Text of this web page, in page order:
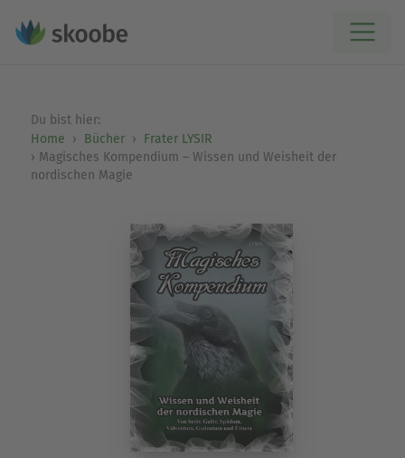
Du bist hier:
Home
Bücher
Frater LYSIR
Magisches Kompendium – Wissen und Weisheit der
nordischen Magie